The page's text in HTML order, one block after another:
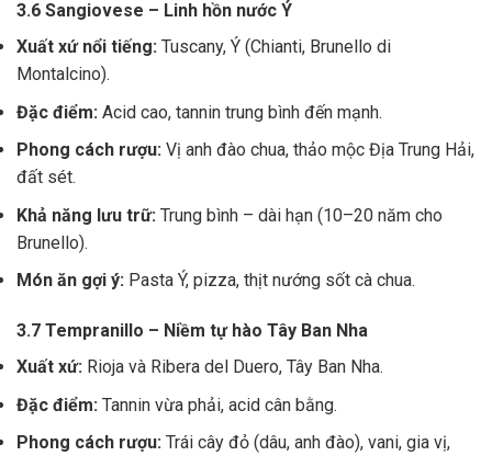
3.6 Sangiovese – Linh hồn nước Ý
Xuất xứ nổi tiếng: Tuscany, Ý (Chianti, Brunello di
Montalcino).
Đặc điểm: Acid cao, tannin trung bình đến mạnh.
Phong cách rượu: Vị anh đào chua, thảo mộc Địa Trung Hải,
đất sét.
Khả năng lưu trữ: Trung bình – dài hạn (10–20 năm cho
Brunello).
Món ăn gợi ý: Pasta Ý, pizza, thịt nướng sốt cà chua.
3.7 Tempranillo – Niềm tự hào Tây Ban Nha
Xuất xứ: Rioja và Ribera del Duero, Tây Ban Nha.
Đặc điểm: Tannin vừa phải, acid cân bằng.
Phong cách rượu: Trái cây đỏ (dâu, anh đào), vani, gia vị,